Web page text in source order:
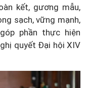
kết, gương mẫu,
sạch, vững mạnh,
phần thực hiện
quyết Đại hội XIV